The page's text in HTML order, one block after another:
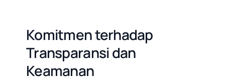
Komitmen terhadap
Transparansi dan
Keamanan